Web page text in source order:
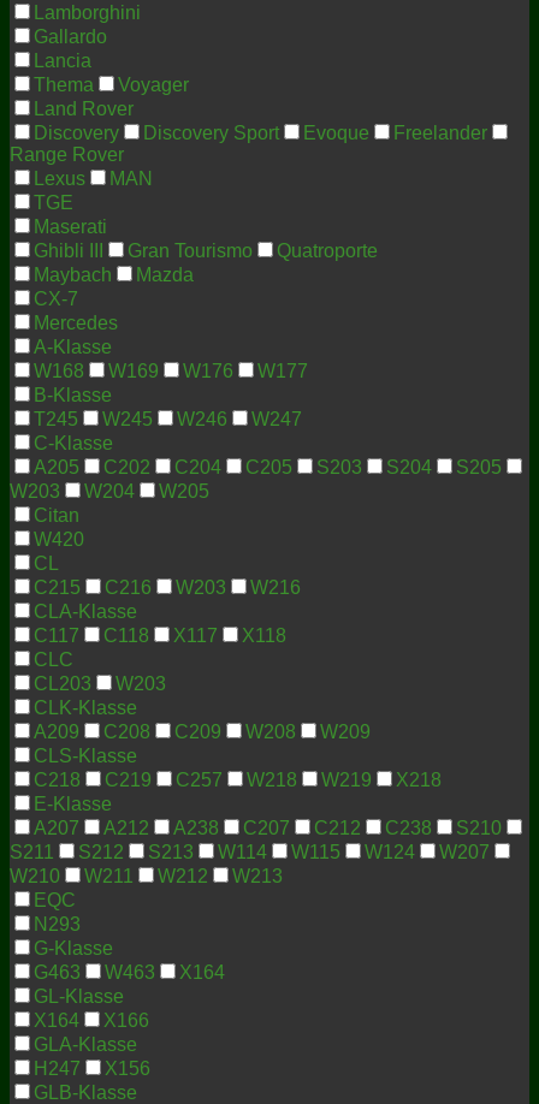
Lamborghini
Gallardo
Lancia
Thema
Voyager
Land Rover
Discovery
Discovery Sport Evoque
Freelander
Range Rover
Lexus
MAN
TGE
Maserati
Ghibli III
Gran Tourismo
Quatroporte
Maybach
Mazda
CX-7
Mercedes
A-Klasse
W168
W169 W176
W177
B-Klasse
T245
W245 W246
W247
C-Klasse
A205
C202 C204 C205 S203 S204
S205
W203
W204
W205
Citan
W420
CL
C215
C216 W203
W216
CLA-Klasse
C117
C118 X117
X118
CLC
CL203
W203
CLK-Klasse
A209
C208 C209 W208
W209
CLS-Klasse
C218
C219 C257 W218 W219
X218
E-Klasse
A207
A212 A238 C207 C212 C238
S210
S211
S212 S213 W114 W115 W124
W207
W210
W211 W212
W213
EQC
N293
G-Klasse
G463
W463
X164
GL-Klasse
X164
X166
GLA-Klasse
H247
X156
GLB-Klasse